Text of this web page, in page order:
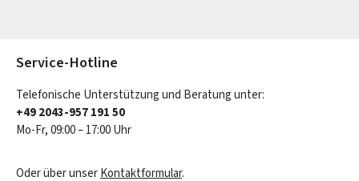
Service-Hotline
Telefonische Unterstützung und Beratung unter:
+49 2043-957 191 50
Mo-Fr, 09:00 – 17:00 Uhr
Oder über unserKontaktformular.